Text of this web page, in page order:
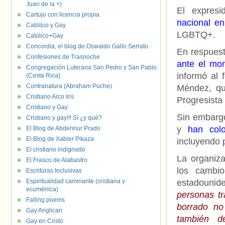
El
nacional
LGBTQ+.
En
ante el
informó al
Méndez,
Sin
y han
incluyendo
La
los
personas
borrado
también
Juan de la +)
Cartujo con licencia propia
Católico y Gay
Católico+Gay
Concordia, el blog de Oswaldo Gallo Serrato
Confesiones de Trasnoche
Congregación Luterana San Pedro y San Pablo
(Costa Rica)
Contranatura (Abraham Puche)
Cristiano Arco Iris
Cristiano y Gay
Cristiano y gay!!! Sí ¿y qué?
El Blog de Abdennur Prado
El Blog de Xabier Pikaza
El cristiano indignado
El Frasco de Alabastro
Escrituras Inclusivas
Espiritualidad caminante (cristiana y
ecuménica)
Falling poems
Gay Anglican
Gay en Cristo